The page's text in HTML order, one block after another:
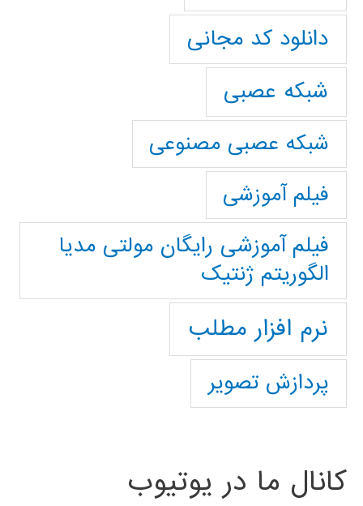
دانلود کد مجانی
شبکه عصبی
شبکه عصبی مصنوعی
فیلم آموزشی
فیلم آموزشی رایگان مولتی مدیا
الگوریتم ژنتیک
نرم افزار مطلب
پردازش تصویر
کانال ما در یوتیوب